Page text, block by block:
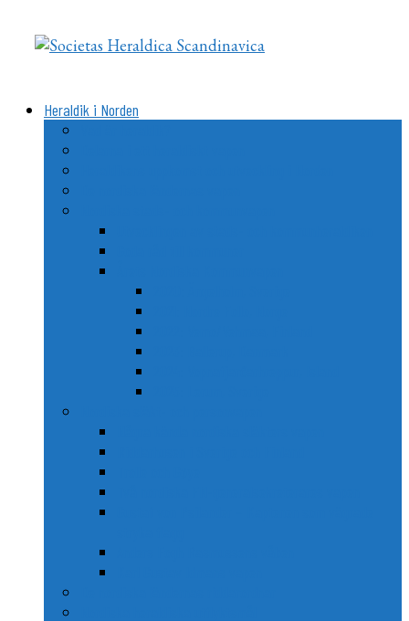
indhold
Heraldik i Norden